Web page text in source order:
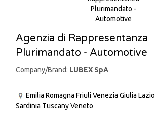
Agenzia di Rappresentanza
Plurimandato - Automotive
Company/Brand: LUBEX SpA
Emilia Romagna Friuli Venezia Giulia Lazio
Sardinia TuscanyVeneto